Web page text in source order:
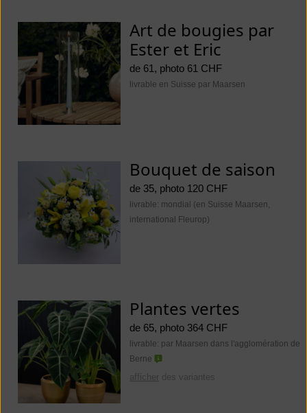
Art de bougies par
Ester et Eric
de 61, photo 61 CHF
livrable en Suisse par Maarsen
Bouquet de saison
de 35, photo 120 CHF
livrable: mondial (en Suisse Maarsen,
international Fleurop)
Plantes vertes
de 65, photo 364 CHF
livrable: par Maarsen dans l'agglomération de
Berne
afficher des variantes